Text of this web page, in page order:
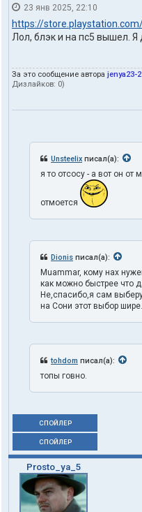
23 янв 2025, 22:10
https://
Лол, блэк и на пс5 вышел. Я
За это сообщение автора jenya23-2
Дизлайков: 0)
Unsteelix писал(а):
я то отсосу - а вот он
отмоется
Dionis писал(а):
Muammar, кому нах
как можно быстрее что
Не,спасибо,я сам
на Сони этот выбор шире.
tohdom писал(а):
топы говно.
СПОЙЛЕР
СПОЙЛЕР
Prosto_ya_5